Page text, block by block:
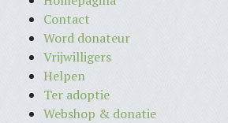
Contact
Word donateur
Vrijwilligers
Helpen
Ter adoptie
Webshop & donatie